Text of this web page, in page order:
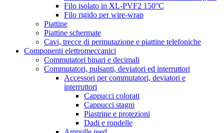
Filo isolato in XL-PVF2 150°C
Filo rigido per wire-wrap
Piattine
Piattine schermate
Cavi, trecce di permutazione e piattine telefoniche
Componenti elettromeccanici
Commutatori binari e decimali
Commutatori, pulsanti, deviatori ed interruttori
Accessori per commutatori, deviatori e
interruttori
Cappucci colorati
Cappucci stagni
Piastrine e protezioni
Dadi e rondelle